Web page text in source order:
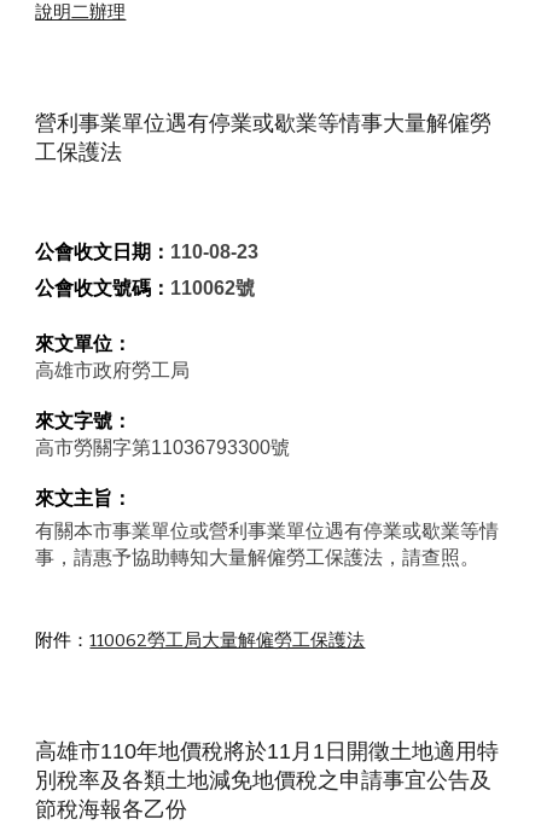
說明二辦理
營利事業單位遇有停業或歇業等情事大量解僱勞
工保護法
公會收文日期： 110-08-23
公會收文號碼： 110062號
來文單位：
高雄市政府勞工局
來文字號：
高市勞關字第11036793300號
來文主旨：
有關本市事業單位或營利事業單位遇有停業或歇業等情
事，請惠予協助轉知大量解僱勞工保護法，請查照。
附件：110062勞工局大量解僱勞工保護法
高雄市110年地價稅將於11月1日開徵土地適用特
別稅率及各類土地減免地價稅之申請事宜公告及
節稅海報各乙份